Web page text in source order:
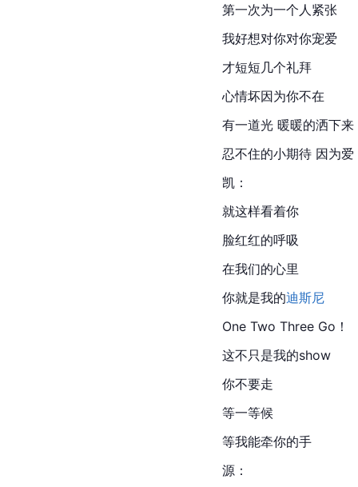
第一次为一个人紧张
我好想对你对你宠爱
才短短几个礼拜
心情坏因为你不在
有一道光 暖暖的洒下来
忍不住的小期待 因为爱
凯：
就这样看着你
脸红红的呼吸
在我们的心里
你就是我的迪斯尼
One Two Three Go！
这不只是我的show
你不要走
等一等候
等我能牵你的手
源：